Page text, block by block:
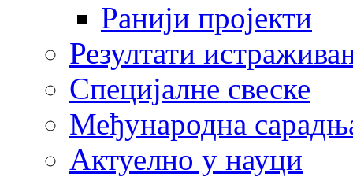
Ранији пројекти
Резултати
Специјалне свеске
Међународна
Актуелно у науци